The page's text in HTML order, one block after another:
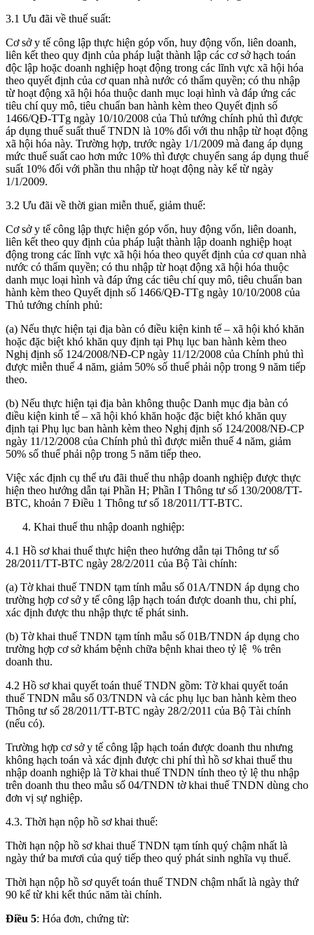
3.1 Ưu đãi về thuế suất:
Cơ sở y tế công lập thực hiện góp vốn, huy động vốn, liên doanh,
liên kết theo quy định của pháp luật thành lập các cơ sở hạch toán
độc lập hoặc doanh nghiệp hoạt động trong các lĩnh vực xã hội hóa
theo quyết định của cơ quan nhà nước có thẩm quyền; có thu nhập
từ hoạt động xã hội hóa thuộc danh mục loại hình và đáp ứng các
tiêu chí quy mô, tiêu chuẩn ban hành kèm theo Quyết định số
1466/QĐ-TTg ngày 10/10/2008 của Thủ tướng chính phủ thì được
áp dụng thuế suất thuế TNDN là 10% đối với thu nhập từ hoạt động
xã hội hóa này. Trường hợp, trước ngày 1/1/2009 mà đang áp dụng
mức thuế suất cao hơn mức 10% thì được chuyển sang áp dụng thuế
suất 10% đối với phần thu nhập từ hoạt động này kể từ ngày
1/1/2009.
3.2 Ưu đãi về thời gian miễn thuế, giảm thuế:
Cơ sở y tế công lập thực hiện góp vốn, huy động vốn, liên doanh,
liên kết theo quy định của pháp luật thành lập doanh nghiệp hoạt
động trong các lĩnh vực xã hội hóa theo quyết định của cơ quan nhà
nước có thẩm quyền; có thu nhập từ hoạt động xã hội hóa thuộc
danh mục loại hình và đáp ứng các tiêu chí quy mô, tiêu chuẩn ban
hành kèm theo Quyết định số 1466/QĐ-TTg ngày 10/10/2008 của
Thủ tướng chính phủ:
(a) Nếu thực hiện tại địa bàn có điều kiện kinh tế – xã hội khó khăn
hoặc đặc biệt khó khăn quy định tại Phụ lục ban hành kèm theo
Nghị định số 124/2008/NĐ-CP ngày 11/12/2008 của Chính phủ thì
được miễn thuế 4 năm, giảm 50% số thuế phải nộp trong 9 năm tiếp
theo.
(b) Nếu thực hiện tại địa bàn không thuộc Danh mục địa bàn có
điều kiện kinh tế – xã hội khó khăn hoặc đặc biệt khó khăn quy
định tại Phụ lục ban hành kèm theo Nghị định số 124/2008/NĐ-CP
ngày 11/12/2008 của Chính phủ thì được miễn thuế 4 năm, giảm
50% số thuế phải nộp trong 5 năm tiếp theo.
Việc xác định cụ thể ưu đãi thuế thu nhập doanh nghiệp được thực
hiện theo hướng dẫn tại Phần H; Phần I Thông tư số 130/2008/TT-
BTC, khoản 7 Điều 1 Thông tư số 18/2011/TT-BTC.
Khai thuế thu nhập doanh nghiệp:
4.1 Hồ sơ khai thuế thực hiện theo hướng dẫn tại Thông tư số
28/2011/TT-BTC ngày 28/2/2011 của Bộ Tài chính:
(a) Tờ khai thuế TNDN tạm tính mẫu số 01A/TNDN áp dụng cho
trường hợp cơ sở y tế công lập hạch toán được doanh thu, chi phí,
xác định được thu nhập thực tế phát sinh.
(b) Tờ khai thuế TNDN tạm tính mẫu số 01B/TNDN áp dụng cho
trường hợp cơ sở khám bệnh chữa bệnh khai theo tỷ lệ % trên
doanh thu.
4.2 Hồ sơ khai quyết toán thuế TNDN gồm: Tờ khai quyết toán
thuế TNDN mẫu số 03/TNDN và các phụ lục ban hành kèm theo
Thông tư số 28/2011/TT-BTC ngày 28/2/2011 của Bộ Tài chính
(nếu có).
Trường hợp cơ sở y tế công lập hạch toán được doanh thu nhưng
không hạch toán và xác định được chi phí thì hồ sơ khai thuế thu
nhập doanh nghiệp là Tờ khai thuế TNDN tính theo tỷ lệ thu nhập
trên doanh thu theo mẫu số 04/TNDN tờ khai thuế TNDN dùng cho
đơn vị sự nghiệp.
4.3. Thời hạn nộp hồ sơ khai thuế:
Thời hạn nộp hồ sơ khai thuế TNDN tạm tính quý chậm nhất là
ngày thứ ba mươi của quý tiếp theo quý phát sinh nghĩa vụ thuế.
Thời hạn nộp hồ sơ quyết toán thuế TNDN chậm nhất là ngày thứ
90 kể từ khi kết thúc năm tài chính.
Điều 5: Hóa đơn, chứng từ: